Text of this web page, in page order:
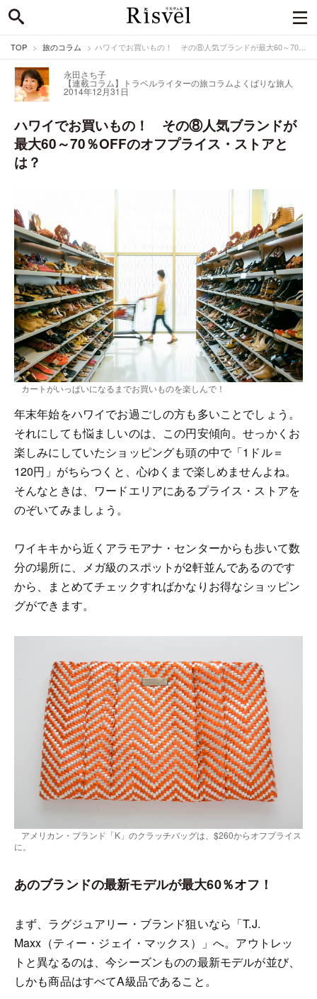
TOP 旅のコラム ハワイでお買いもの！ その⑧人気ブランドが最大60～70％OFFのオフプライス・ストアとは？
永田さち子
【連載コラム】トラベルライターの旅コラムよくばりな旅人
2014年12月31日
ハワイでお買いもの！ その⑧人気ブランドが
最大60～70％OFFのオフプライス・ストアと
は？
カートがいっぱいになるまでお買いものを楽しんで！
年末年始をハワイでお過ごしの方も多いことでしょう。
それにしても悩ましいのは、この円安傾向。せっかくお
楽しみにしていたショッピングも頭の中で「1ドル＝
120円」がちらつくと、心ゆくまで楽しめませんよね。
そんなときは、ワードエリアにあるプライス・ストアを
のぞいてみましょう。
ワイキキから近くアラモアナ・センターからも歩いて数
分の場所に、メガ級のスポットが2軒並んであるのです
から、まとめてチェックすればかなりお得なショッピン
グができます。
アメリカン・ブランド「K」のクラッチバッグは、$260からオフプライス
に。
あのブランドの最新モデルが最大60％オフ！
まず、ラグジュアリー・ブランド狙いなら「T.J.
Maxx（ティー・ジェイ・マックス）」へ。アウトレッ
トと異なるのは、今シーズンものの最新モデルが並び、
しかも商品はすべてA級品であること。